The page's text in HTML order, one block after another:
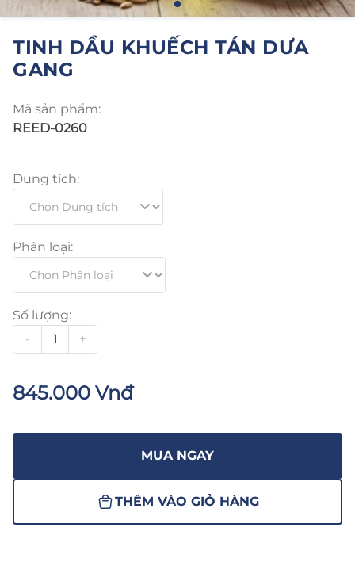
TINH DẦU KHUẾCH TÁN DƯA
GANG
Mã sản phẩm:
REED-0260
Dung tích:
Phân loại:
Số lượng:
-
+
845.000 Vnđ
MUA NGAY
THÊM VÀO GIỎ HÀNG